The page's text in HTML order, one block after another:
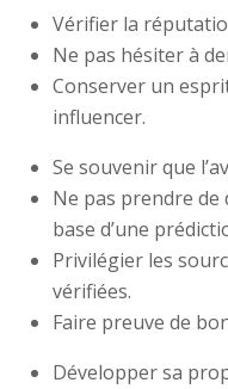
Vérifier la
Ne pas hésiter à
Conserver un
influencer.
Se souvenir que
Ne pas prendre
base d’une
Privilégier les
vérifiées.
Faire preuve de
Développer sa